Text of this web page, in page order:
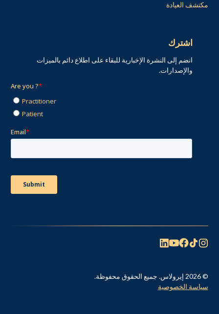
مكتشف العيادة
اشترك
انضم إلى النشرة الإخبارية للبقاء على اطلاع دائم بالميزات
والإصدارات.
© 2026 إيرولاس. جميع الحقوق محفوظة.
سياسة الخصوصية